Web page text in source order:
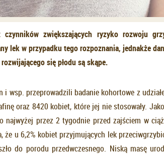
zwiększających ryzyko rozwoju
lek w przypadku tego rozpoznania, jednakże
się płodu są skąpe.
i wsp. przeprowadzili badanie kohortowe z
oraz 8420 kobiet, które jej nie stosowały.
najwyżej przez 2 tygodnie przed zajściem w
że u 6,2% kobiet przyjmujących lek
do porodu przedwczesnego. Niską masę